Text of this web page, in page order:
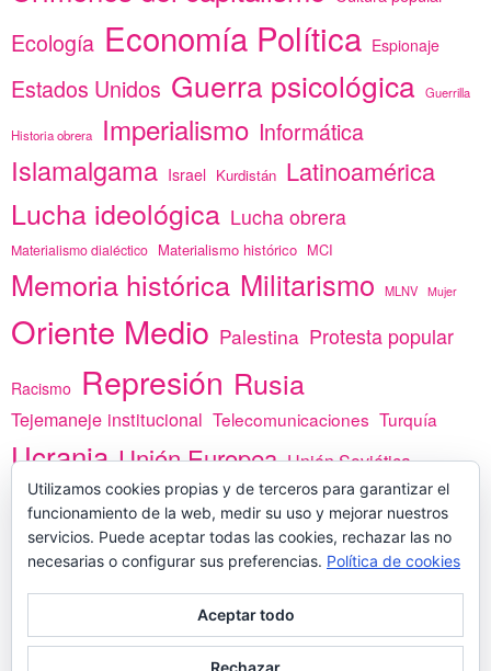
Ecología Economía Política Espionaje
Estados Unidos Guerra psicológica Guerrilla
Historia obrera Imperialismo Informática
Islamalgama Israel Kurdistán Latinoamérica
Lucha ideológica Lucha obrera
Materialismo dialéctico Materialismo histórico MCI
Memoria histórica Militarismo MLNV Mujer
Oriente Medio Palestina Protesta popular
Racismo Represión Rusia
Tejemaneje institucional Telecomunicaciones Turquía
Ucrania Unión Europea Unión Soviética
vacunas Yemen África
PREGÚNTANOS
Utilizamos cookies propias y de terceros para garantizar el
funcionamiento de la web, medir su uso y mejorar nuestros
servicios. Puede aceptar todas las cookies, rechazar las no
necesarias o configurar sus preferencias. Política de cookies
Aceptar todo
Rechazar